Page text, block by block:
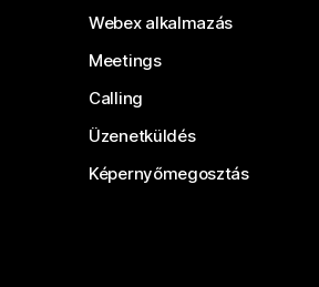
Webex alkalmazás
Meetings
Calling
Üzenetküldés
Képernyőmegosztás